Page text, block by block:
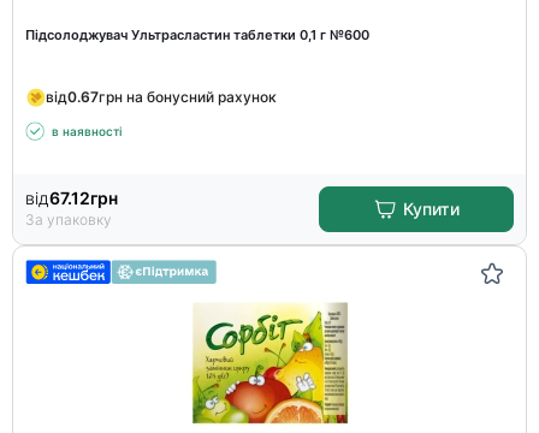
Підсолоджувач Ультрасластин таблетки 0,1 г №600
від0.67грн на бонусний рахунок
в наявності
від67.12грн
За упаковку
Купити